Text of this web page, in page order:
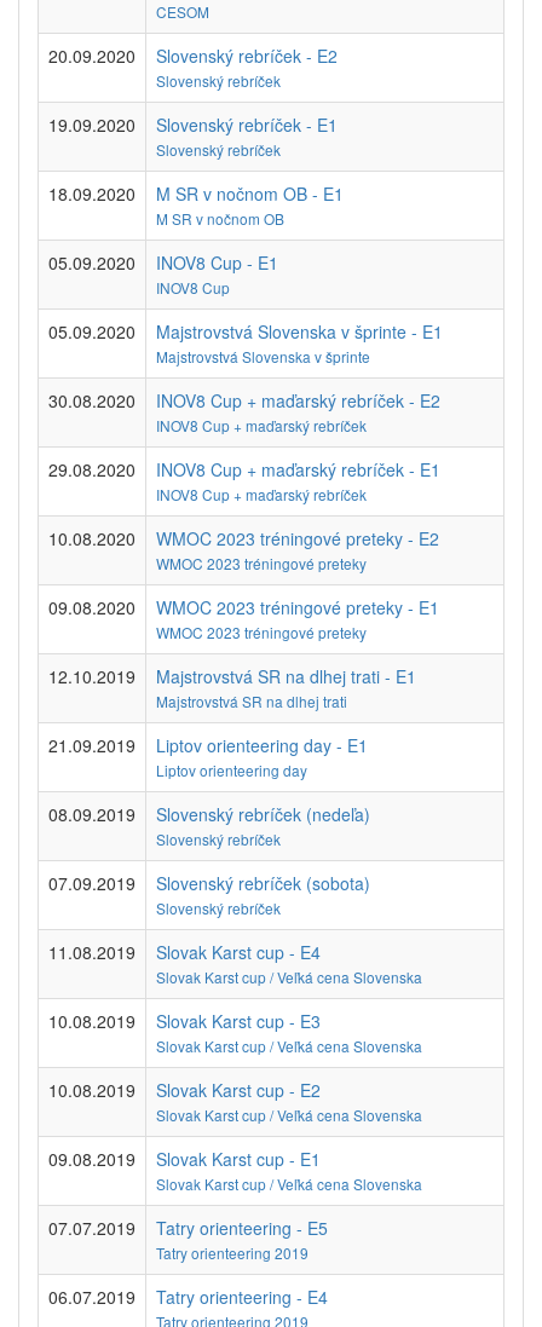
CESOM
20.09.2020 Slovenský rebríček - E2
Slovenský rebríček
19.09.2020 Slovenský rebríček - E1
Slovenský rebríček
18.09.2020 M SR v nočnom OB - E1
M SR v nočnom OB
05.09.2020 INOV8 Cup - E1
INOV8 Cup
05.09.2020 Majstrovstvá Slovenska v šprinte - E1
Majstrovstvá Slovenska v šprinte
30.08.2020 INOV8 Cup + maďarský rebríček - E2
INOV8 Cup + maďarský rebríček
29.08.2020 INOV8 Cup + maďarský rebríček - E1
INOV8 Cup + maďarský rebríček
10.08.2020 WMOC 2023 tréningové preteky - E2
WMOC 2023 tréningové preteky
09.08.2020 WMOC 2023 tréningové preteky - E1
WMOC 2023 tréningové preteky
12.10.2019 Majstrovstvá SR na dlhej trati - E1
Majstrovstvá SR na dlhej trati
21.09.2019 Liptov orienteering day - E1
Liptov orienteering day
08.09.2019 Slovenský rebríček (nedeľa)
Slovenský rebríček
07.09.2019 Slovenský rebríček (sobota)
Slovenský rebríček
11.08.2019 Slovak Karst cup - E4
Slovak Karst cup / Veľká cena Slovenska
10.08.2019 Slovak Karst cup - E3
Slovak Karst cup / Veľká cena Slovenska
10.08.2019 Slovak Karst cup - E2
Slovak Karst cup / Veľká cena Slovenska
09.08.2019 Slovak Karst cup - E1
Slovak Karst cup / Veľká cena Slovenska
07.07.2019 Tatry orienteering - E5
Tatry orienteering 2019
06.07.2019 Tatry orienteering - E4
Tatry orienteering 2019